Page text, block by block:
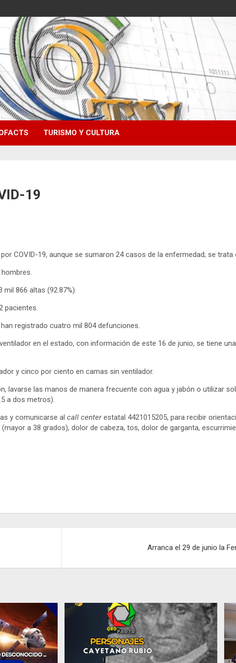
TURISMO Y CULTURA
19
COVID-19, aunque se sumaron 24 casos de la enfermedad; se trata
866 altas (92.87%).
pacientes.
registrado cuatro mil 804 defunciones.
en el estado, con información de este 16 de junio, se tiene
y cinco por ciento en camas sin ventilador.
lavarse las manos de manera frecuente con agua y jabón o utilizar
a dos metros).
y comunicarse al call centerestatal 4421015205, para recibir
a 38 grados), dolor de cabeza, tos, dolor de garganta,
Arranca el 29 de junio la